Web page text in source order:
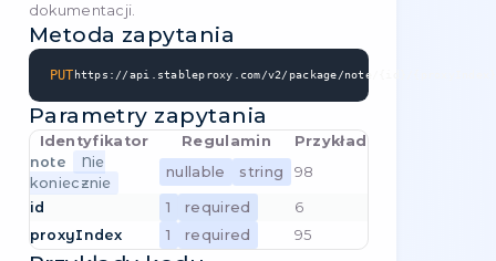
PUT
nadal działał – zmiana dotyczy
wyłącznie wyglądu)
package/hide/{id}/{proxyIndex}
Ta metoda wymaga autoryzacji!
Możesz skorzystać z własnego klucza API,
który znajdziesz pod adresem
Ta metoda - wymaga uprawnień -
packages-proxies.read